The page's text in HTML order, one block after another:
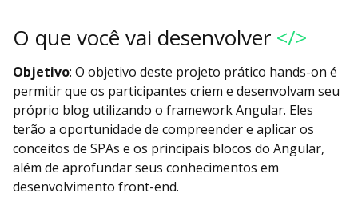
O que você vai desenvolver </>
Objetivo: O objetivo deste projeto prático hands-on é
permitir que os participantes criem e desenvolvam seu
próprio blog utilizando o framework Angular. Eles
terão a oportunidade de compreender e aplicar os
conceitos de SPAs e os principais blocos do Angular,
além de aprofundar seus conhecimentos em
desenvolvimento front-end.